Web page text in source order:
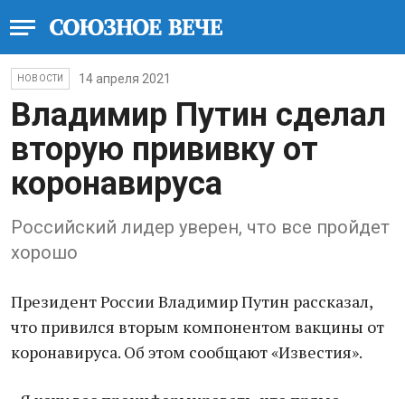
НОВОСТИ 14 апреля 2021
Владимир Путин сделал
вторую прививку от
коронавируса
Российский лидер уверен, что все пройдет
хорошо
Президент России Владимир Путин рассказал,
что привился вторым компонентом вакцины от
коронавируса. Об этом сообщают «Известия».